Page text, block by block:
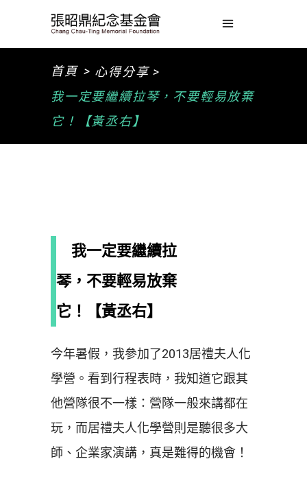
首頁 > 心得分享 >
我一定要繼續拉琴，不要輕易放棄
它！【黃丞右】
我一定要繼續拉
琴，不要輕易放棄
它！【黃丞右】
今年暑假，我參加了2013居禮夫人化
學營。看到行程表時，我知道它跟其
他營隊很不一樣：營隊一般來講都在
玩，而居禮夫人化學營則是聽很多大
師、企業家演講，真是難得的機會！